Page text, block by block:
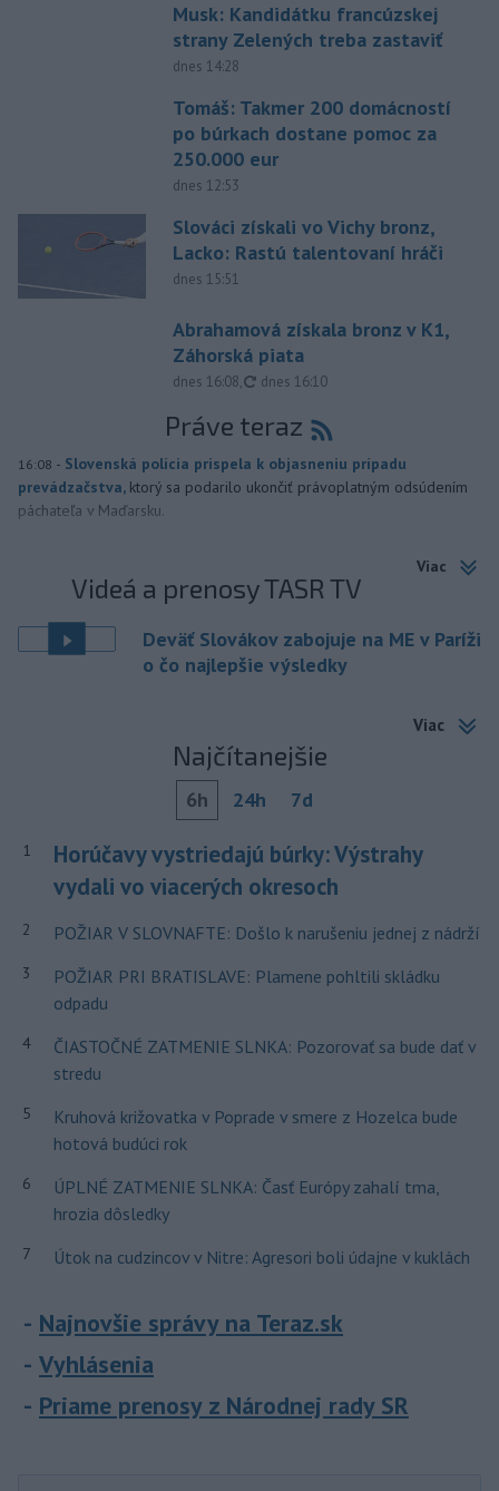
Musk: Kandidátku francúzskej
strany Zelených treba zastaviť
dnes 14:28
Tomáš: Takmer 200 domácností
po búrkach dostane pomoc za
250.000 eur
dnes 12:53
Slováci získali vo Vichy bronz,
Lacko: Rastú talentovaní hráči
dnes 15:51
Abrahamová získala bronz v K1,
Záhorská piata
dnes 16:08, aktualizované
dnes 16:10
Práve teraz
16:08 - Slovenská polícia prispela k objasneniu prípadu
prevádzačstva, ktorý sa podarilo ukončiť právoplatným odsúdením
páchateľa v Maďarsku.
Viac
Videá a prenosy TASR TV
Deväť Slovákov zabojuje na ME v Paríži
o čo najlepšie výsledky
Viac
Najčítanejšie
6h 24h 7d
1
Horúčavy vystriedajú búrky: Výstrahy
vydali vo viacerých okresoch
2 POŽIAR V SLOVNAFTE: Došlo k narušeniu jednej z nádrží
3
POŽIAR PRI BRATISLAVE: Plamene pohltili skládku
odpadu
4
ČIASTOČNÉ ZATMENIE SLNKA: Pozorovať sa bude dať v
stredu
5
Kruhová križovatka v Poprade v smere z Hozelca bude
hotová budúci rok
6
ÚPLNÉ ZATMENIE SLNKA: Časť Európy zahalí tma,
hrozia dôsledky
7 Útok na cudzincov v Nitre: Agresori boli údajne v kuklách
Najnovšie správy na Teraz.sk
Vyhlásenia
Priame prenosy z Národnej rady SR